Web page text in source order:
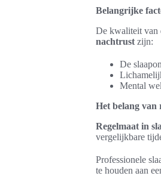
Belangrijke
De kwaliteit van
nachtrust zijn:
De
Mental
Het belang van
Regelmaat in
vergelijkbare
Professionele
te houden aan